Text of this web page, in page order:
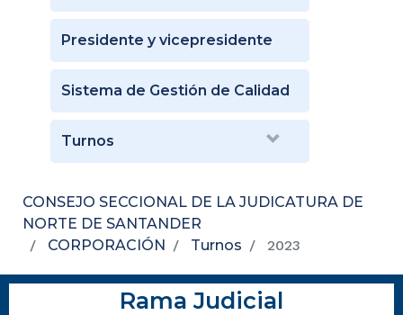
Presidente y vicepresidente
Sistema de Gestión de Calidad
Turnos
CONSEJO SECCIONAL DE LA JUDICATURA DE
NORTE DE SANTANDER
CORPORACIÓN
Turnos 2023
Rama Judicial